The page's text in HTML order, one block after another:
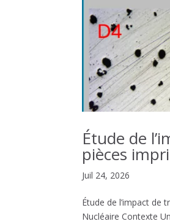
Étude de
pièces
Juil 24, 2026
Étude de l’impact de
Nucléaire Contexte